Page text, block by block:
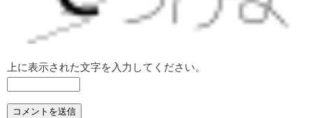
上に表示された文字を入力してください。